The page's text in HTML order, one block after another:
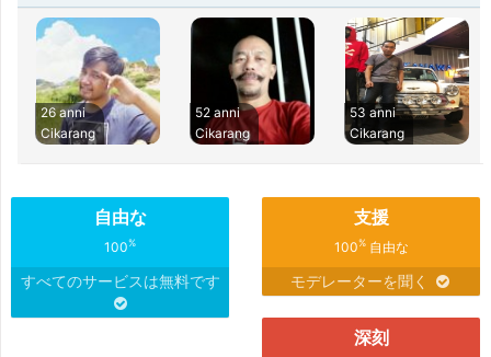
26 anni
Cikarang
52 anni
Cikarang
53 anni
Cikarang
自由な
100%
すべてのサービスは無料です
支援
100%自由な
モデレーターを聞く
深刻